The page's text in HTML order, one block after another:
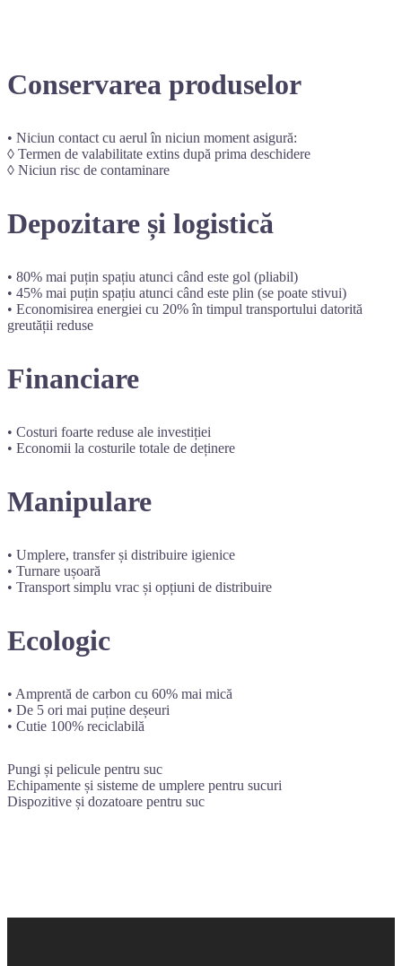
Conservarea produselor
• Niciun contact cu aerul în niciun moment asigură:
◊ Termen de valabilitate extins după prima deschidere
◊ Niciun risc de contaminare
Depozitare și logistică
• 80% mai puțin spațiu atunci când este gol (pliabil)
• 45% mai puțin spațiu atunci când este plin (se poate stivui)
• Economisirea energiei cu 20% în timpul transportului datorită
greutății reduse
Financiare
• Costuri foarte reduse ale investiției
• Economii la costurile totale de deținere
Manipulare
• Umplere, transfer și distribuire igienice
• Turnare ușoară
• Transport simplu vrac și opțiuni de distribuire
Ecologic
• Amprentă de carbon cu 60% mai mică
• De 5 ori mai puține deșeuri
• Cutie 100% reciclabilă
Pungi și pelicule pentru suc
Echipamente și sisteme de umplere pentru sucuri
Dispozitive și dozatoare pentru suc